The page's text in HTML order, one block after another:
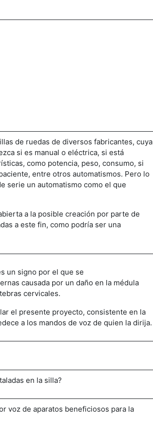
de ruedas de diversos fabricantes, cuya
si es manual o eléctrica, si está
como potencia, peso, consumo, si
entre otros automatismos. Pero lo
serie un automatismo como el que
a la posible creación por parte de
a este fin, como podría ser una
un signo por el que se
causada por un daño en la médula
cervicales.
el presente proyecto, consistente en la
a los mandos de voz de quien la dirija.
en la silla?
voz de aparatos beneficiosos para la